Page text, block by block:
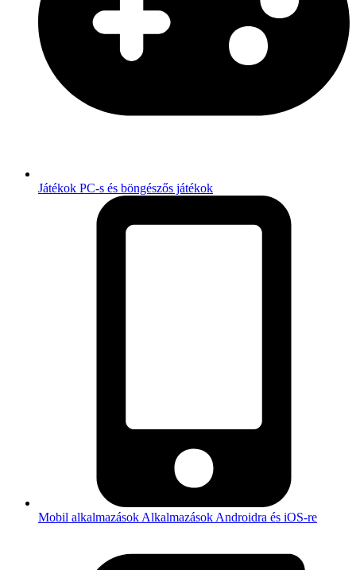
Játékok PC-s és böngészős játékok
Mobil alkalmazások Alkalmazások Androidra és iOS-re